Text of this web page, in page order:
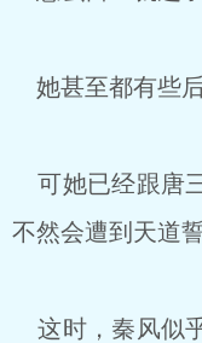
她甚至都有些
可她已经跟唐
不然会遭到天道
这时，秦风似